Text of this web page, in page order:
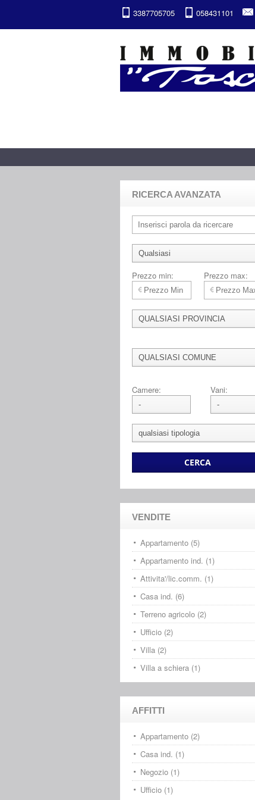
3387705705 058431101
RICERCA AVANZATA
Prezzo min: Prezzo max:
Camere: Vani:
VENDITE
Appartamento (5)
Appartamento ind. (1)
Attivita'/lic.comm. (1)
Casa ind. (6)
Terreno agricolo (2)
Ufficio (2)
Villa (2)
Villa a schiera (1)
AFFITTI
Appartamento (2)
Casa ind. (1)
Negozio (1)
Ufficio (1)